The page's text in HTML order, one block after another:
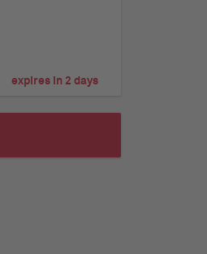
expires in 2 days